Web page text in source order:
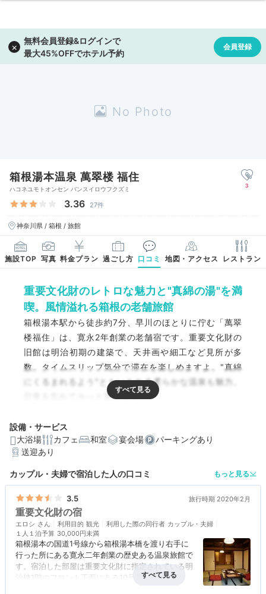
箱根湯本温泉 萬翠楼 福住
ハコネユモトオンセン バンスイロウフクズミ
3.36 27件
神奈川県 / 箱根 / 旅館
3
施設TOP 写真 料金プラン 過ごし方 口コミ 地図・アクセス レストラン
重要文化財のレトロな魅力と"真綿の湯"を満
喫。風情溢れる箱根の老舗旅館
箱根湯本駅から徒歩約7分、早川のほとりに佇む「萬翠
楼福住」は、寛永2年創業の老舗宿です。重要文化財の
旧館は明治初期の建築で、天井画や細工など見所が多
数。タイムスリップ気分で滞在を楽しめますよ。"真綿
にくるまれるよう"ともいわれる柔らかな温泉も魅力。
日常を忘れてホッと寛げます。
国の重要文化財に指定されている、明治初期の美しい建
築
優しい肌触りの源泉をかけ流しで楽しめる、2つの大浴場
箱根湯本駅から徒歩圏内。散策しやすいロケーション
設備・サービス
大浴場
カフェ 和室 宴会場
パーキングあり
送迎あり
カップル・夫婦で宿泊した人の口コミ もっと見る
3.5 旅行時期 2020年2月
重要文化財の宿
エロシ 利用目的 観光 利用した際の同行者 カップル・夫婦
１人１泊予算 30,000円未満
箱根湯本の国道1号線から箱根湯本橋を渡り右手に
行った所にある寛永二年創業の歴史ある温泉旅館で
す。宿泊した部屋は重要文化財に指定されている明
治棟1階のフロント正面にある10号室。8畳二間に